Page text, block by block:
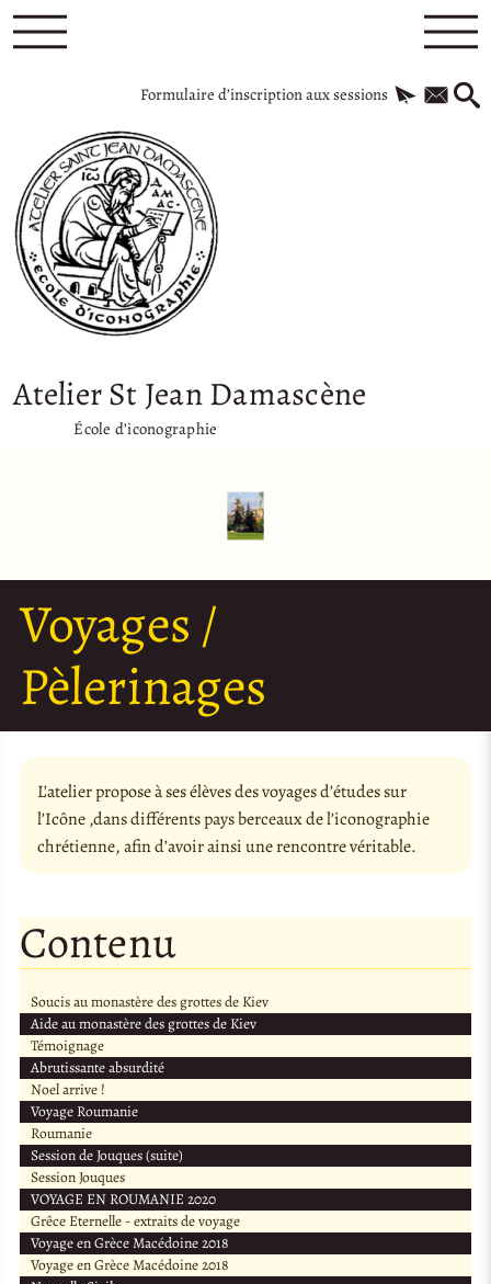
Formulaire d’inscription aux sessions
Atelier St Jean Damascène
École d’iconographie
Voyages /
Pèlerinages
L’atelier propose à ses élèves des voyages d’études sur
l’Icône ,dans différents pays berceaux de l’iconographie
chrétienne, afin d’avoir ainsi une rencontre véritable.
Contenu
Soucis au monastère des grottes de Kiev
Aide au monastère des grottes de Kiev
Témoignage
Abrutissante absurdité
Noel arrive !
Voyage Roumanie
Roumanie
Session de Jouques (suite)
Session Jouques
VOYAGE EN ROUMANIE 2020
Grêce Eternelle - extraits de voyage
Voyage en Grèce Macédoine 2018
Voyage en Grèce Macédoine 2018